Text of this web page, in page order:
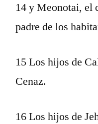
14 y Meonotai, el
padre de los
15 Los hijos de
Cenaz.
16 Los hijos de